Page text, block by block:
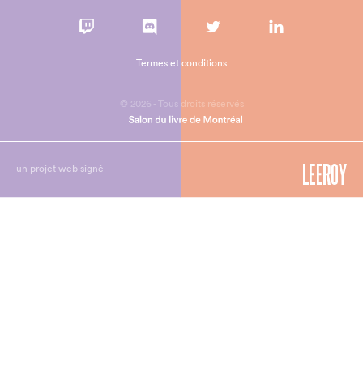
© 2026 - Tous droits réservés
Termes et conditions
un projet web signé